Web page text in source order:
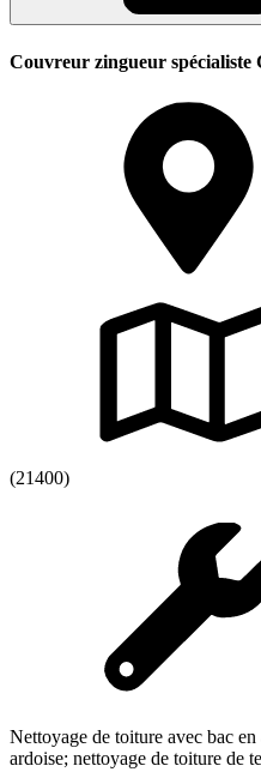
Couvreur zingueur spécialiste
(21400)
Nettoyage de toiture avec bac
ardoise; nettoyage de toiture de